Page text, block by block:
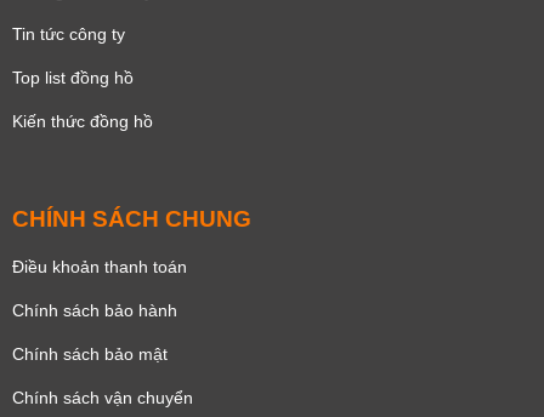
Tin tức công ty
Top list đồng hồ
Kiến thức đồng hồ
CHÍNH SÁCH CHUNG
Điều khoản thanh toán
Chính sách bảo hành
Chính sách bảo mật
Chính sách vận chuyển